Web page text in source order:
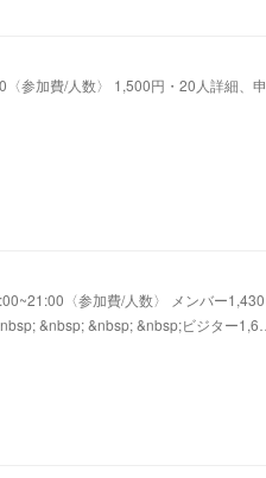
参加費/人数〉 1,500円・20人詳細、申
〈参加費/人数〉 メンバー1,430
&nbsp; &nbsp; &nbsp;ビジター1,6…